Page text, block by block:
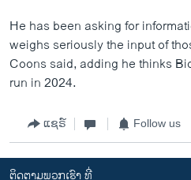
He has been asking for
weighs seriously the input of
Coons said, adding he thinks
run in 2024.
ແຊຣ໌ Follow us
ຕິດຕາມພວກເຮົາ ທີ່